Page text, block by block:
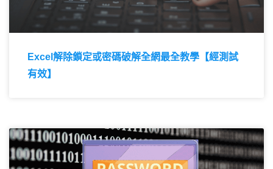
Excel解除鎖定或密碼破解全網最全教學【經測試
有效】